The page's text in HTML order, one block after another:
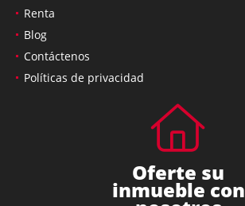
Renta
Blog
Contáctenos
Políticas de privacidad
Oferte su
inmueble con